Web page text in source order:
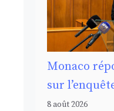
Monaco
sur
8 août 2026